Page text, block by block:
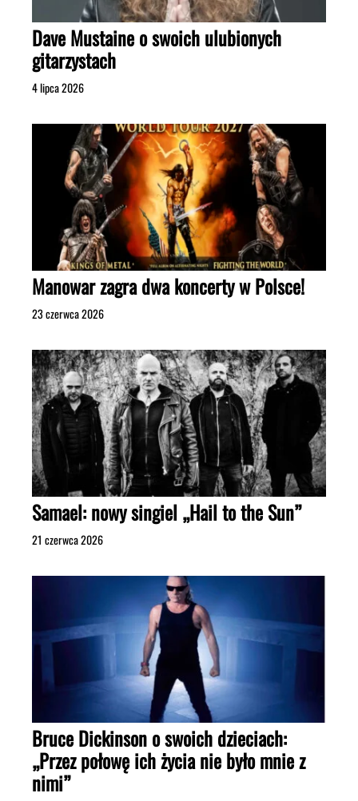
Dave Mustaine o swoich ulubionych
gitarzystach
4 lipca 2026
Manowar zagra dwa koncerty w Polsce!
23 czerwca 2026
Samael: nowy singiel „Hail to the Sun”
21 czerwca 2026
Bruce Dickinson o swoich dzieciach:
„Przez połowę ich życia nie było mnie z
nimi”